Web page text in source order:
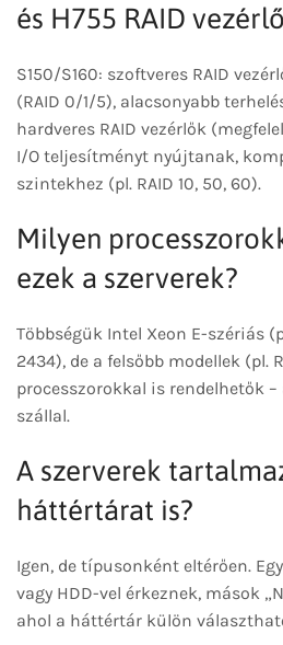
és H755 RAID
S150/S160: szoftveres RAID
(RAID 0/1/5), alacsonyabb
hardveres RAID vezérlők
I/O teljesítményt nyújtanak,
szintekhez (pl. RAID 10, 50, 60).
Milyen
ezek a szerverek?
Többségük Intel Xeon E-szériás
2434), de a felsőbb modellek (pl.
processzorokkal is rendelhetők –
szállal.
A szerverek
háttértárat is?
Igen, de típusonként eltérően.
vagy HDD-vel érkeznek, mások
ahol a háttértár külön